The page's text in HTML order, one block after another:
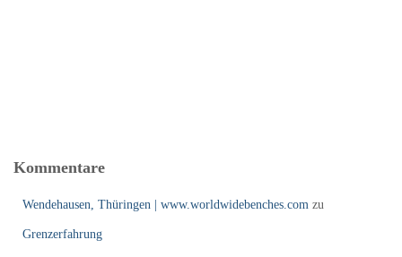
Kommentare
Wendehausen, Thüringen | www.worldwidebenches.com zu
Grenzerfahrung